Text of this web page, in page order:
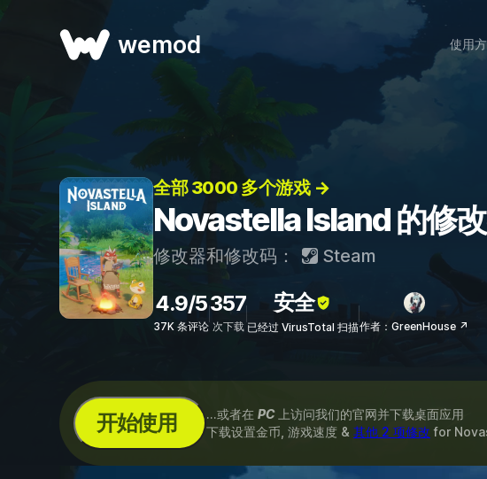
wemod 使用
全部 3000 多个游戏 →
Novastella Island 的修
修改器和修改码： Steam
4.9/5
37K 条评论
357
次下载
安全
已经过 VirusTotal 扫描作者：GreenHouse ↗
开始使用 ...或者在 PC上访问我们的官网并下载桌面应用
下载设置金币, 游戏速度 & 其他 2 项修改 for